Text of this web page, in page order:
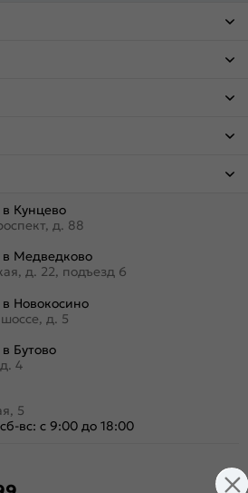
Кунцево
д. 88
Медведково
д. 22, подъезд 6
Новокосино
д. 5
Бутово
4
5
сб-вс: с 9:00 до 18:00